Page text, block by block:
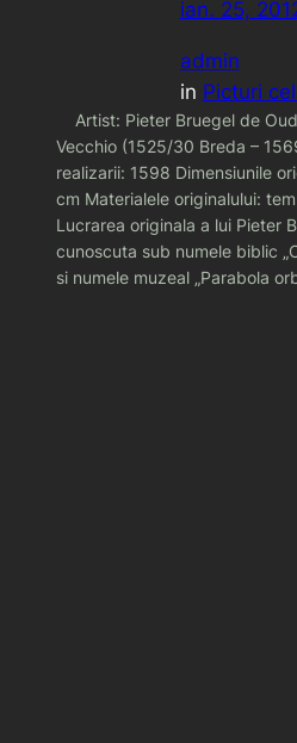
ian. 25,
admin
in Picturi
Artist: Pieter Bruegel de
Vecchio (1525/30 Breda –
realizarii: 1598 Dimensiunile
cm Materialele originalului:
Lucrarea originala a lui Pieter
cunoscuta sub numele biblic
si numele muzeal „Parabola